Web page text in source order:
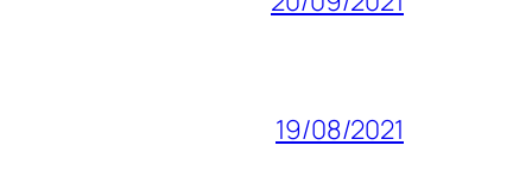
19/08/2021